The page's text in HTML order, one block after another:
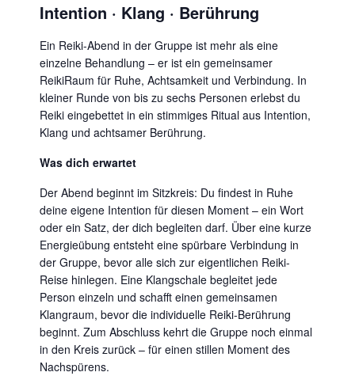
Intention · Klang · Berührung
Ein Reiki-Abend in der Gruppe ist mehr als eine
einzelne Behandlung – er ist ein gemeinsamer
ReikiRaum für Ruhe, Achtsamkeit und Verbindung. In
kleiner Runde von bis zu sechs Personen erlebst du
Reiki eingebettet in ein stimmiges Ritual aus Intention,
Klang und achtsamer Berührung.
Was dich erwartet
Der Abend beginnt im Sitzkreis: Du findest in Ruhe
deine eigene Intention für diesen Moment – ein Wort
oder ein Satz, der dich begleiten darf. Über eine kurze
Energieübung entsteht eine spürbare Verbindung in
der Gruppe, bevor alle sich zur eigentlichen Reiki-
Reise hinlegen. Eine Klangschale begleitet jede
Person einzeln und schafft einen gemeinsamen
Klangraum, bevor die individuelle Reiki-Berührung
beginnt. Zum Abschluss kehrt die Gruppe noch einmal
in den Kreis zurück – für einen stillen Moment des
Nachspürens.